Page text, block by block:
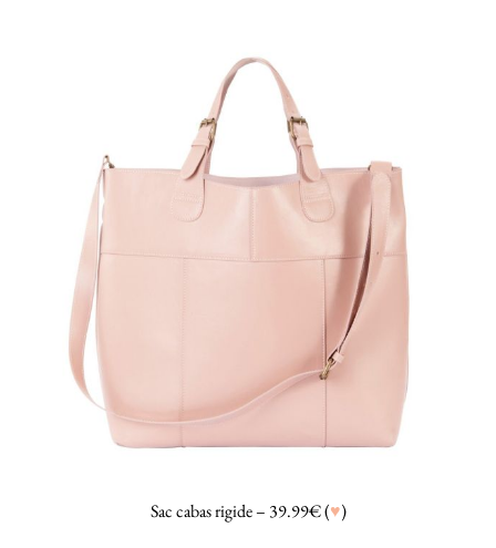
Sac cabas rigide – 39.99€ (♥)